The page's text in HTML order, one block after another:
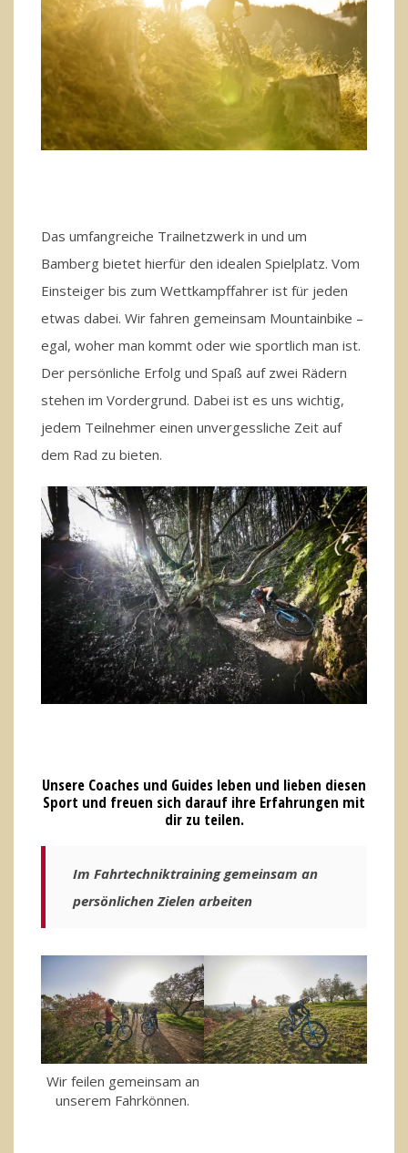
Das umfangreiche Trailnetzwerk in und um
Bamberg bietet hierfür den idealen Spielplatz. Vom
Einsteiger bis zum Wettkampffahrer ist für jeden
etwas dabei. Wir fahren gemeinsam Mountainbike –
egal, woher man kommt oder wie sportlich man ist.
Der persönliche Erfolg und Spaß auf zwei Rädern
stehen im Vordergrund. Dabei ist es uns wichtig,
jedem Teilnehmer einen unvergessliche Zeit auf
dem Rad zu bieten.
Unsere Coaches und Guides leben und lieben diesen
Sport und freuen sich darauf ihre Erfahrungen mit
dir zu teilen.
Im Fahrtechniktraining gemeinsam an
persönlichen Zielen arbeiten
Wir feilen gemeinsam an
unserem Fahrkönnen.